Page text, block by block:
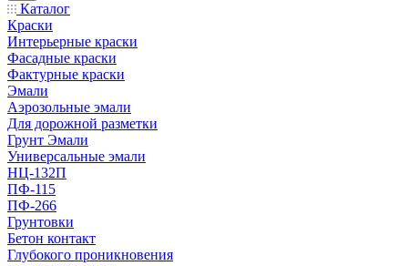
Каталог
Краски
Интерьерные краски
Фасадные краски
Фактурные краски
Эмали
Аэрозольные эмали
Для дорожной разметки
Грунт Эмали
Универсальные эмали
НЦ-132П
ПФ-115
ПФ-266
Грунтовки
Бетон контакт
Глубокого проникновения